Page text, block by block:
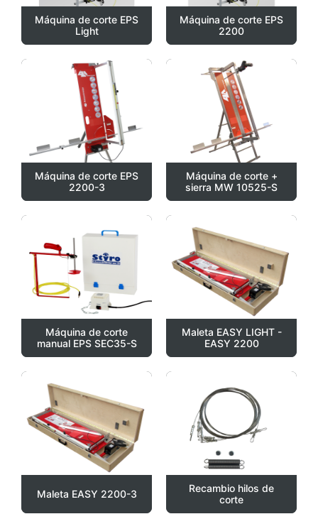
Máquina de corte EPS
Light
Máquina de corte EPS
2200
Máquina de corte EPS
2200-3
Máquina de corte +
sierra MW 10525-S
Máquina de corte
manual EPS SEC35-S
Maleta EASY LIGHT -
EASY 2200
Maleta EASY 2200-3
Recambio hilos de
corte